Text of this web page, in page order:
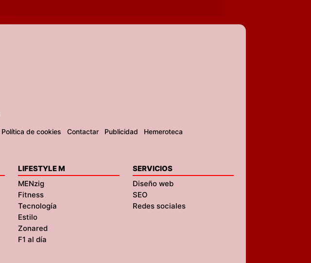
Política de cookies Contactar Publicidad Hemeroteca
LIFESTYLE M
MENzig
Fitness
Tecnología
Estilo
Zonared
F1 al día
SERVICIOS
Diseño web
SEO
Redes sociales